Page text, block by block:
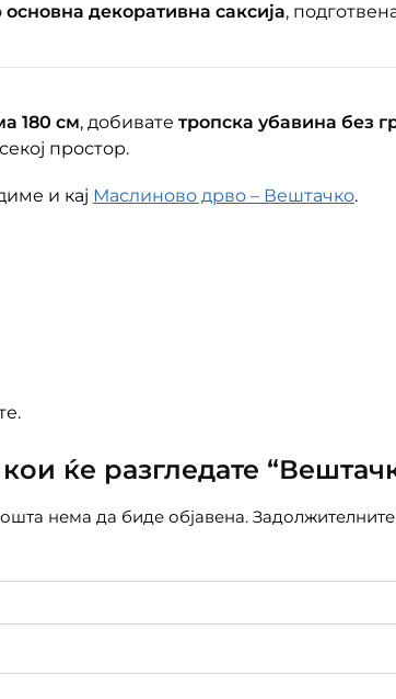
основна декоративна саксија,
180 см, добивате тропска убавина без
простор.
и кај Маслиново дрво – Вештачко.
ќе разгледате
нема да биде објавена.